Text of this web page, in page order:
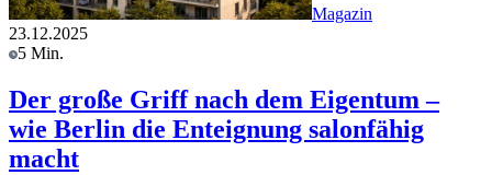
Magazin
23.12.2025
5 Min.
Der große Griff nach dem Eigentum –
wie Berlin die Enteignung salonfähig
macht